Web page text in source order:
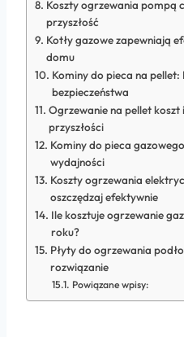
Koszty ogrzewania pompą
przyszłość
Kotły gazowe zapewniają
domu
Kominy do pieca na pellet:
bezpieczeństwa
Ogrzewanie na pellet koszt
przyszłości
Kominy do pieca
wydajności
Koszty ogrzewania
oszczędzaj efektywnie
Ile kosztuje ogrzewanie
roku?
Płyty do ogrzewania
rozwiązanie
Powiązane wpisy: